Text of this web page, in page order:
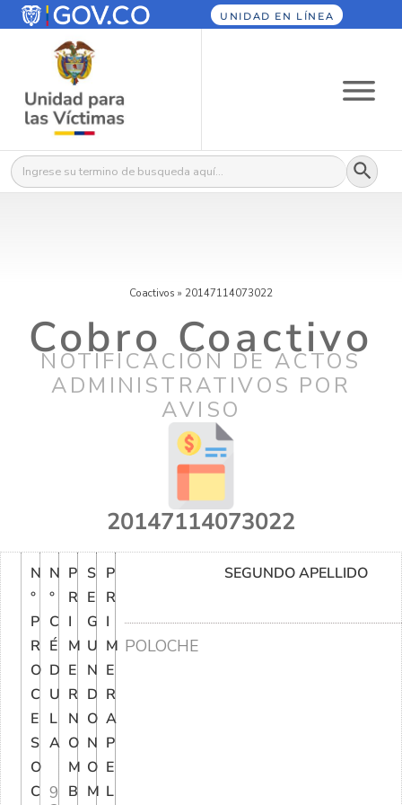
UNIDAD EN LÍNEA
Buscar: Botón
Coactivos » 20147114073022
Cobro Coactivo
NOTIFICACIÓN DE ACTOS
ADMINISTRATIVOS POR
AVISO
20147114073022
N
°
P
R
O
C
E
S
O
C
N
°
C
É
D
U
L
A
9
P
R
I
M
E
R
N
O
M
B
S
E
G
U
N
D
O
N
O
M
P
R
I
M
E
R
A
P
E
L
SEGUNDO APELLIDO
POLOCHE